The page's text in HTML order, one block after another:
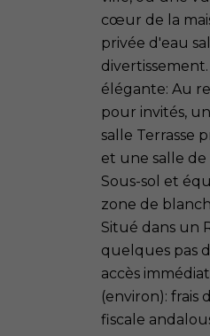
cœur de la
privée d'eau
élégante: Au
pour invités,
salle Terrasse
et une salle
Sous-sol et
zone de
Situé dans un
quelques pas
accès
(environ): frais
fiscale